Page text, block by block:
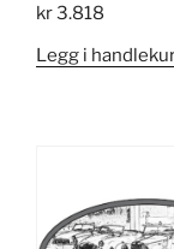
kr3.818
Legg i